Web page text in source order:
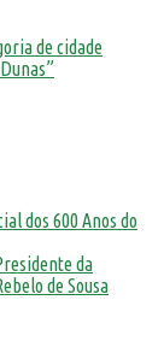
de cidade
dos 600 Anos do
da
de Sousa